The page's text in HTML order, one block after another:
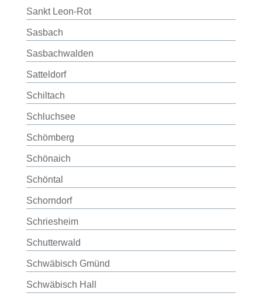
Sankt Leon-Rot
Sasbach
Sasbachwalden
Satteldorf
Schiltach
Schluchsee
Schömberg
Schönaich
Schöntal
Schorndorf
Schriesheim
Schutterwald
Schwäbisch Gmünd
Schwäbisch Hall